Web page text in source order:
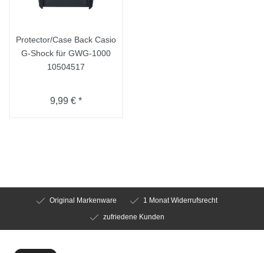
Protector/Case Back Casio
G-Shock für GWG-1000
10504517
9,99 € *
Original Markenware
1 Monat Widerrufsrecht
zufriedene Kunden